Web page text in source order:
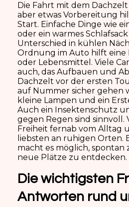
Die Fahrt mit dem
aber etwas Vorbereitung
Start. Einfache Dinge wie
oder ein warmes
Unterschied in kühlen
Ordnung im Auto hilft eine
oder Lebensmittel. Viele
auch, das Aufbauen und
Dachzelt vor der ersten
auf Nummer sicher gehen
kleine Lampen und ein
Auch ein Insektenschutz
gegen Regen sind sinnvoll.
Freiheit fernab vom Alltag
liebsten an ruhigen Orten.
macht es möglich, spontan
neue Plätze zu entdecken.
Die wichtigsten
Antworten rund